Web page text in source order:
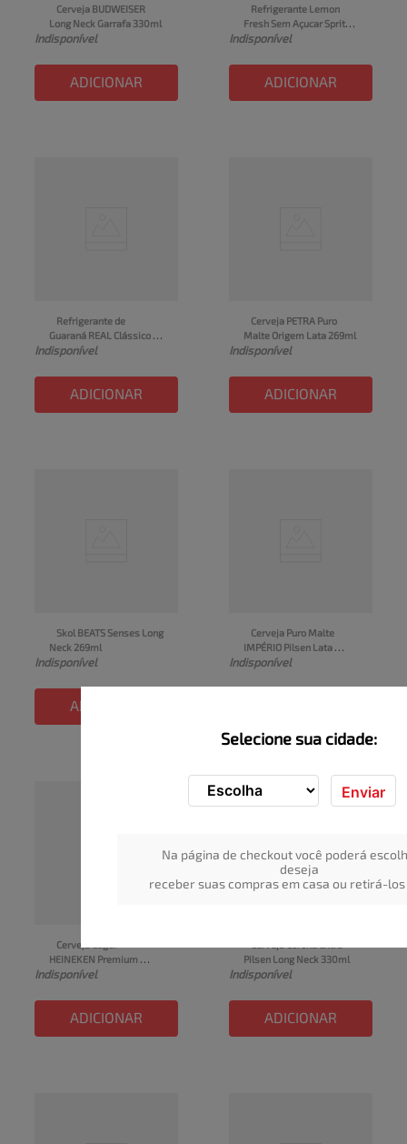
Selecione sua cidade:
Enviar
Na página de checkout você poderá
deseja
receber suas compras em casa ou retirá-
Cerveja BUDWEISER
Long Neck Garrafa 330ml
Indisponível
ADICIONAR
Refrigerante Lemon
Fresh Sem Açucar Sprite
Garrafa 510ml
Indisponível
ADICIONAR
Refrigerante de
Guaraná REAL Clássico
Garrafa Pet 2l
Indisponível
ADICIONAR
Cerveja PETRA Puro
Malte Origem Lata 269ml
Indisponível
ADICIONAR
Skol BEATS Senses Long
Neck 269ml
Indisponível
ADICIONAR
Cerveja Puro Malte
IMPÉRIO Pilsen Lata
269ml
Indisponível
Cerveja Lager
HEINEKEN Premium
Garrafa 250ml
Indisponível
ADICIONAR
Pilsen Long Neck 330ml
Indisponível
ADICIONAR